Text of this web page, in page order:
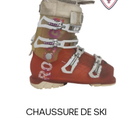
CHAUSSURE DE SKI